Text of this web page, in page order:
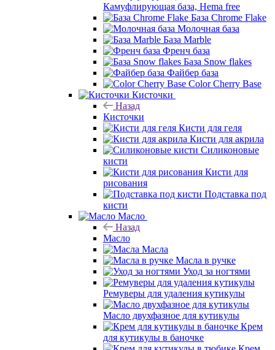
Камуфлирующая база, Hema free
База Chrome Flake
Молочная база
База Marble
Френч база
База Snow flakes
Файбер база
Color Cherry Base
Кисточки
Назад
Кисточки
Кисти для геля
Кисти для акрила
Силиконовые
кисти
Кисти для
рисования
Подставка под
кисти
Масло
Назад
Масло
Масла
Масла в ручке
Уход за ногтями
Ремуверы для удаления кутикулы
Масло двухфазное для кутикулы
Крем
для кутикулы в баночке